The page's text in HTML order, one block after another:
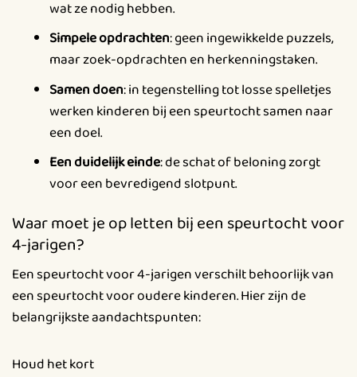
wat ze nodig hebben.
Simpele opdrachten: geen ingewikkelde puzzels,
maar zoek-opdrachten en herkenningstaken.
Samen doen: in tegenstelling tot losse spelletjes
werken kinderen bij een speurtocht samen naar
een doel.
Een duidelijk einde: de schat of beloning zorgt
voor een bevredigend slotpunt.
Waar moet je op letten bij een speurtocht voor
4-jarigen?
Een speurtocht voor 4-jarigen verschilt behoorlijk van
een speurtocht voor oudere kinderen. Hier zijn de
belangrijkste aandachtspunten:
Houd het kort